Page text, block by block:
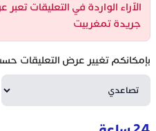
الآراء الواردة في التعليقات
جريدة تمغربيت
بإمكانكم تغيير عرض التعليقات